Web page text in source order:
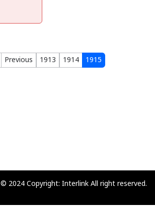
Previous 1913 1914 1915
© 2024 Copyright: Interlink All right reserved.